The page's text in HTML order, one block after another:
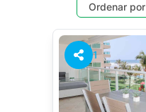
Ordenar por
1